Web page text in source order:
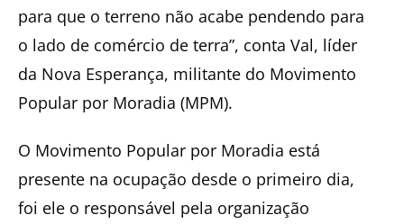
para que o terreno não acabe pendendo para
o lado de comércio de terra”, conta Val, líder
da Nova Esperança, militante do Movimento
Popular por Moradia (MPM).
O Movimento Popular por Moradia está
presente na ocupação desde o primeiro dia,
foi ele o responsável pela organização